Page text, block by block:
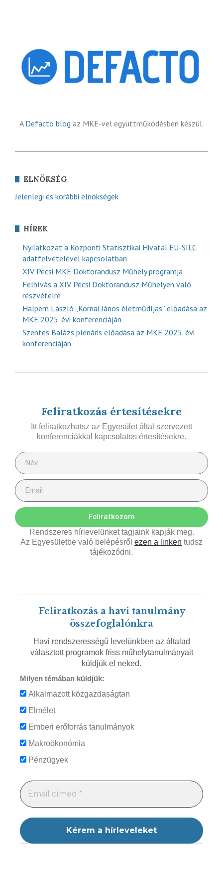
A Defacto blog az MKE-vel együttműködésben készül.
ELNÖKSÉG
Jelenlegi és korábbi elnökségek
HÍREK
Nyilatkozat a Központi Statisztikai Hivatal EU-SILC
adatfelvételével kapcsolatban
XIV. Pécsi MKE Doktorandusz Műhely programja
Felhívás a XIV. Pécsi Doktorandusz Műhelyen való
részvételre
Halpern László „Kornai János életműdíjas” előadása az
MKE 2025. évi konferenciáján
Szentes Balázs plenáris előadása az MKE 2025. évi
konferenciáján
Feliratkozás értesítésekre
Itt feliratkozhatsz az Egyesület által szervezett
konferenciákkal kapcsolatos értesítésekre.
Feliratkozom
Rendszeres hírlevelünket tagjaink kapják meg.
Az Egyesületbe való belépésről ezen a linken tudsz
tájékozódni.
Feliratkozás a havi tanulmány
összefoglalónkra
Havi rendszerességű levelünkben az általad
választott programok friss műhelytanulmányait
küldjük el neked.
Milyen témában küldjük:
Alkalmazott közgazdaságtan
Elmélet
Emberi erőforrás tanulmányok
Makroökonómia
Pénzügyek